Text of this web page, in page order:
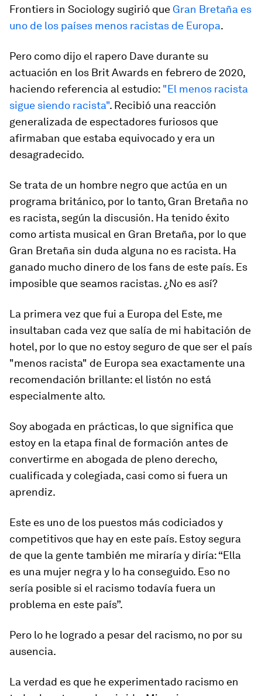
Frontiers in Sociology sugirió que Gran Bretaña es
uno de los países menos racistas de Europa.
Pero como dijo el rapero Dave durante su
actuación en los Brit Awards en febrero de 2020,
haciendo referencia al estudio: "El menos racista
sigue siendo racista". Recibió una reacción
generalizada de espectadores furiosos que
afirmaban que estaba equivocado y era un
desagradecido.
Se trata de un hombre negro que actúa en un
programa británico, por lo tanto, Gran Bretaña no
es racista, según la discusión. Ha tenido éxito
como artista musical en Gran Bretaña, por lo que
Gran Bretaña sin duda alguna no es racista. Ha
ganado mucho dinero de los fans de este país. Es
imposible que seamos racistas. ¿No es así?
La primera vez que fui a Europa del Este, me
insultaban cada vez que salía de mi habitación de
hotel, por lo que no estoy seguro de que ser el país
"menos racista" de Europa sea exactamente una
recomendación brillante: el listón no está
especialmente alto.
Soy abogada en prácticas, lo que significa que
estoy en la etapa final de formación antes de
convertirme en abogada de pleno derecho,
cualificada y colegiada, casi como si fuera un
aprendiz.
Este es uno de los puestos más codiciados y
competitivos que hay en este país. Estoy segura
de que la gente también me miraría y diría: “Ella
es una mujer negra y lo ha conseguido. Eso no
sería posible si el racismo todavía fuera un
problema en este país”.
Pero lo he logrado a pesar del racismo, no por su
ausencia.
La verdad es que he experimentado racismo en